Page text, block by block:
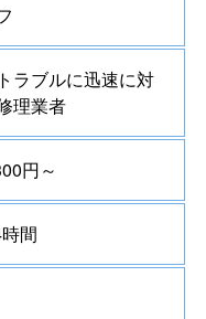
ラブルに迅速に対
理業者
円～
間